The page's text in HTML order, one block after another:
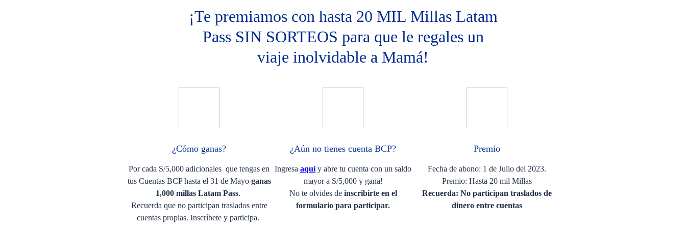
¡Te premiamos con hasta 20 MIL Millas Latam
Pass SIN SORTEOS para que le regales un
viaje inolvidable a Mamá!​
¿Cómo ganas?
Por cada S/5,000 adicionales que tengas en
tus Cuentas BCP hasta el 31 de Mayo ganas
1,000 millas Latam Pass. ​
Recuerda que no participan traslados entre
cuentas propias. Inscríbete y participa​.
¿Aún no tienes cuenta BCP?
Ingresa aquíy abre tu cuenta con un saldo
mayor a S/5,000 y gana!​
No te olvides deinscribirte en el
formulario para participar.
Premio
Fecha de abono: 1 de Julio del 2023.​
Premio: Hasta 20 mil Millas​​
Recuerda: No participan traslados de
dinero entre cuentas